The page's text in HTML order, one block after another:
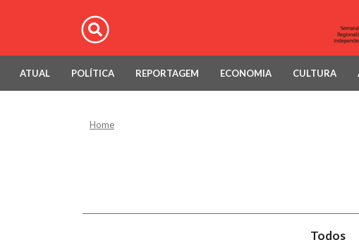
ATUAL POLÍTICA REPORTAGEM ECONOMIA CULTURA
Home
Todos